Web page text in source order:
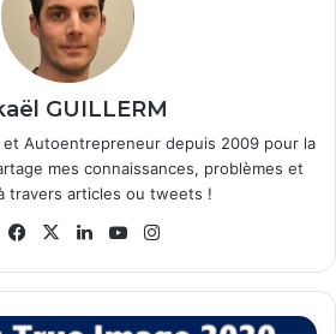
GUILLERM
Autoentrepreneur depuis 2009 pour la
mes connaissances, problèmes et
travers articles ou tweets !
WebsiteFacebook
X LinkedinYouTube